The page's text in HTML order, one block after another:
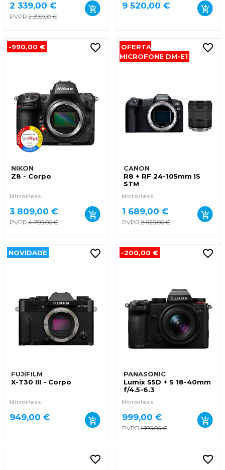
2 339,00 €
PVPR 2 399,00 €
9 520,00 €
-990,00 €
NIKON
Z8 - Corpo
Mirrorless
3 809,00 €
PVPR 4 799,00 €
OFERTA
MICROFONE DM-E1
CANON
R8 + RF 24-105mm IS
STM
Mirrorless
1 689,00 €
PVPR 2 029,00 €
NOVIDADE
FUJIFILM
X-T30 III - Corpo
Mirrorless
949,00 €
-200,00 €
PANASONIC
Lumix S5D + S 18-40mm
f/4.5-6.3
Mirrorless
999,00 €
PVPR 1 199,00 €